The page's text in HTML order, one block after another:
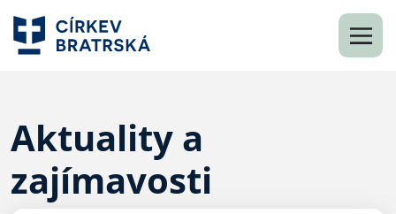
Aktuality a
zajímavosti